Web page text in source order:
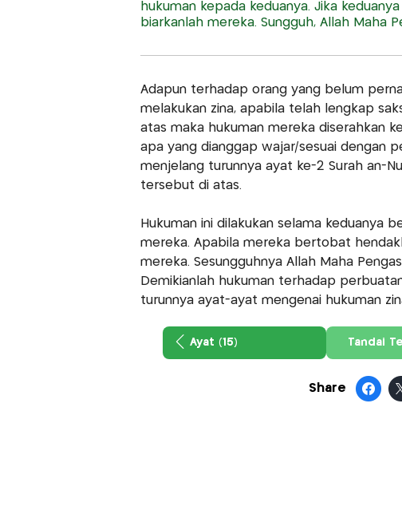
hukuman kepada keduanya. Jika
biarkanlah mereka. Sungguh, Allah Maha
Adapun terhadap orang yang belum
melakukan zina, apabila telah lengkap
atas maka hukuman mereka diserahkan
apa yang dianggap wajar/sesuai dengan
menjelang turunnya ayat ke-2 Surah an-
tersebut di atas.
Hukuman ini dilakukan selama keduanya
mereka. Apabila mereka bertobat
mereka. Sesungguhnya Allah Maha
Demikianlah hukuman terhadap
turunnya ayat-ayat mengenai hukuman
Ayat (15) Tandai
Share